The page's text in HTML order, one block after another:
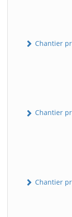
Chantier
Chantier
Chantier